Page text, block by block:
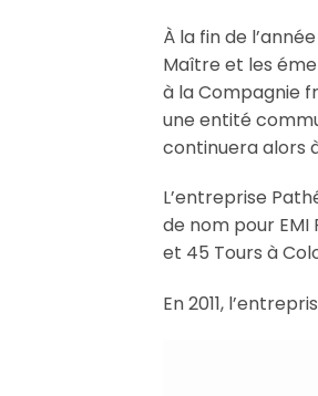
À la fin de
Maître et les
à la Compagnie
une entité
continuera alors
L’entreprise
de nom pour EMI
et 45 Tours à
En 2011,